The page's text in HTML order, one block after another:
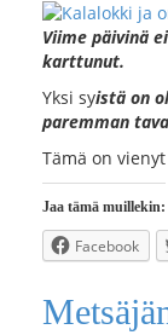
Viime päivinä
karttunut.
Yksi syistä on
paremman
Tämä on
Jaa tämä muillekin:
Facebook